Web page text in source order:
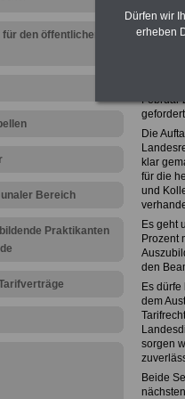
den öffentlichen
Bereich
Praktikanten
TV-L)
Start
Februar
Die
klar
für die
und
Es geht
Prozent
den
Es
dem
sorgen
Beide
Dürfen wir
erheben